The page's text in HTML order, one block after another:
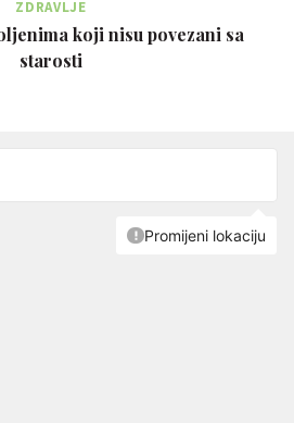
ZDRAVLJE
koji nisu povezani sa
starosti